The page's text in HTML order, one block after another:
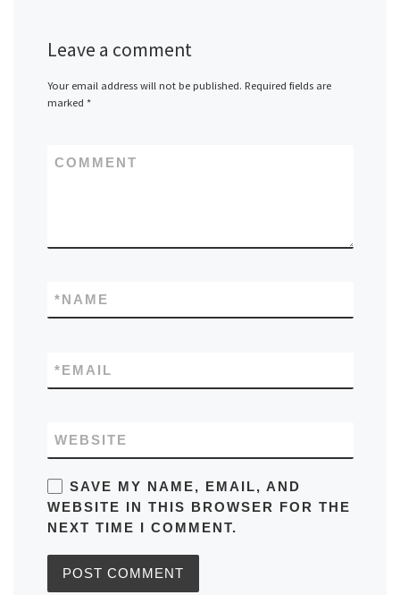
Leave a comment
Your email address will not be published. Required fields are
marked *
COMMENT
NAME
*
EMAIL
*
WEBSITE
SAVE MY NAME, EMAIL, AND
WEBSITE IN THIS BROWSER FOR THE
NEXT TIME I COMMENT.